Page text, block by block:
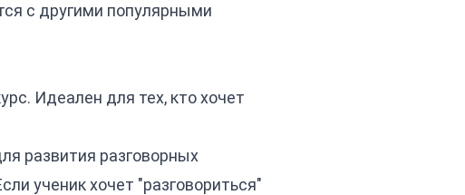
с другими популярными
Идеален для тех, кто хочет
развития разговорных
ученик хочет "разговориться"